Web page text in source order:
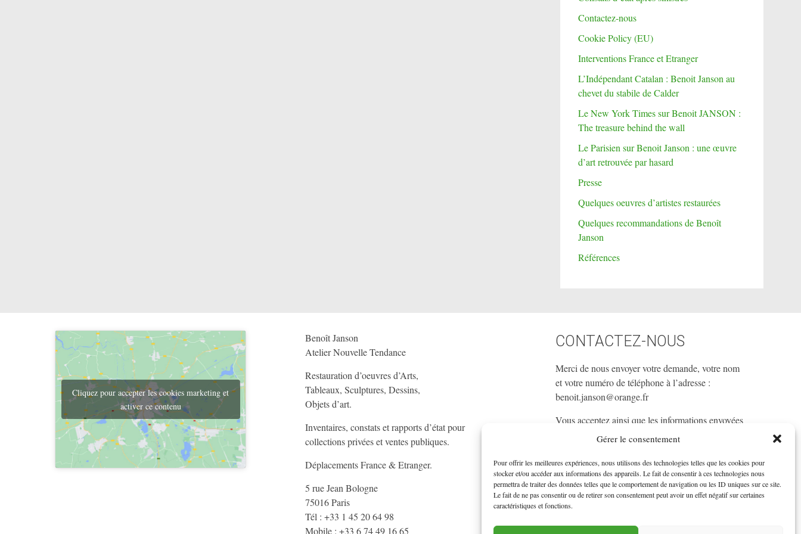
Gérer le consentement
Pour offrir les meilleures expériences, nous utilisons des technologies telles que les cookies pour
stocker et/ou accéder aux informations des appareils. Le fait de consentir à ces technologies nous
permettra de traiter des données telles que le comportement de navigation ou les ID uniques sur ce site.
Le fait de ne pas consentir ou de retirer son consentement peut avoir un effet négatif sur certaines
caractéristiques et fonctions.
Contactez-nous
Cookie Policy (EU)
Interventions France et Etranger
L’Indépendant Catalan : Benoit Janson au
chevet du stabile de Calder
Le New York Times sur Benoit JANSON :
The treasure behind the wall
Le Parisien sur Benoit Janson : une œuvre
d’art retrouvée par hasard
Presse
Quelques oeuvres d’artistes restaurées
Quelques recommandations de Benoît
Janson
Références
Cliquez pour accepter les cookies marketing et
activer ce contenu
Benoît Janson
Atelier Nouvelle Tendance
Restauration d’oeuvres d’Arts,
Tableaux, Sculptures, Dessins,
Objets d’art.
Inventaires, constats et rapports d’état pour
collections privées et ventes publiques.
Déplacements France & Etranger.
5 rue Jean Bologne
75016 Paris
Tél : +33 1 45 20 64 98
Mobile : +33 6 74 49 16 65
CONTACTEZ-NOUS
Merci de nous envoyer votre demande, votre nom
et votre numéro de téléphone à l’adresse :
benoit.janson@orange.fr
Vous acceptez ainsi que les informations envoyées
soient exploitées pour vous recontacter dans le
découler.